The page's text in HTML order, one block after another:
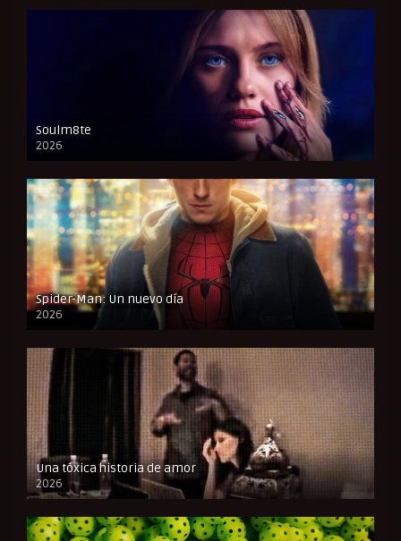
Soulm8te
2026
FULL HD
Spider-Man: Un nuevo día
2026
CAM
Una tóxica historia de amor
2026
FULL HD